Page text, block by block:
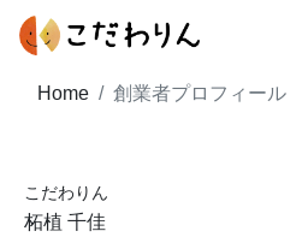
Home 創業者プロフィール
こだわりん
柘植 千佳